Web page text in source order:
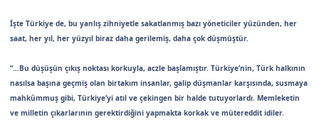
İşte Türkiye de, bu yanlış zihniyetle sakatlanmış bazı yöneticiler yüzünden, her
saat, her yıl, her yüzyıl biraz daha gerilemiş, daha çok düşmüştür.
“…Bu düşüşün çıkış noktası korkuyla, aczle başlamıştır. Türkiye’nin, Türk halkının
nasılsa başına geçmiş olan birtakım insanlar, galip düşmanlar karşısında, susmaya
mahkûmmuş gibi, Türkiye’yi atıl ve çekingen bir halde tutuyorlardı. Memleketin
ve milletin çıkarlarının gerektirdiğini yapmakta korkak ve mütereddit idiler.